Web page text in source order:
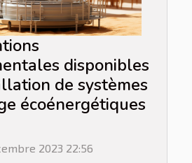
disponibles
de systèmes
écoénergétiques
2023 22:56